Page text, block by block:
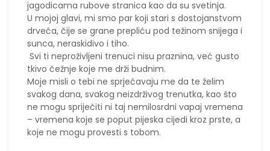
jagodicama rubove stranica kao da su svetinja.
U mojoj glavi, mi smo par koji stari s dostojanstvom
drveća, čije se grane prepliću pod težinom snijega i
sunca, neraskidivo i tiho.
Svi ti neproživljeni trenuci nisu praznina, već gusto
tkivo čežnje koje me drži budnim.
Moje misli o tebi ne sprječavaju me da te želim
svakog dana, svakog neizdrživog trenutka, kao što
ne mogu spriječiti ni taj nemilosrdni vapaj vremena
– vremena koje se poput pijeska cijedi kroz prste, a
koje ne mogu provesti s tobom.